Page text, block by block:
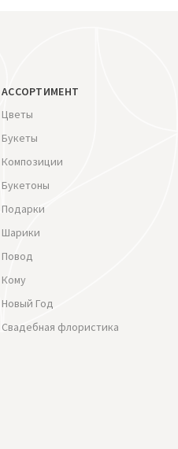
АССОРТИМЕНТ
Цветы
Букеты
Композиции
Букетоны
Подарки
Шарики
Повод
Кому
Новый Год
Свадебная флористика